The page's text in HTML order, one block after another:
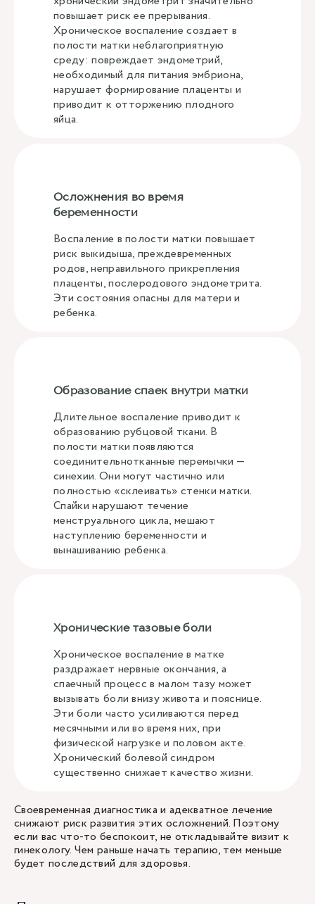
повышает риск ее прерывания.
Хроническое воспаление создает в
полости матки неблагоприятную
среду: повреждает эндометрий,
необходимый для питания эмбриона,
нарушает формирование плаценты и
приводит к отторжению плодного
яйца.
Осложнения во время
беременности
Воспаление в полости матки повышает
риск выкидыша, преждевременных
родов, неправильного прикрепления
плаценты, послеродового эндометрита.
Эти состояния опасны для матери и
ребенка.
Образование спаек внутри матки
Длительное воспаление приводит к
образованию рубцовой ткани. В
полости матки появляются
соединительнотканные перемычки —
синехии. Они могут частично или
полностью «склеивать» стенки матки.
Спайки нарушают течение
менструального цикла, мешают
наступлению беременности и
вынашиванию ребенка.
Хронические тазовые боли
Хроническое воспаление в матке
раздражает нервные окончания, а
спаечный процесс в малом тазу может
вызывать боли внизу живота и пояснице.
Эти боли часто усиливаются перед
месячными или во время них, при
физической нагрузке и половом акте.
Хронический болевой синдром
существенно снижает качество жизни.
Своевременная диагностика и адекватное лечение
снижают риск развития этих осложнений. Поэтому
если вас что-то беспокоит, не откладывайте визит к
гинекологу. Чем раньше начать терапию, тем меньше
будет последствий для здоровья.